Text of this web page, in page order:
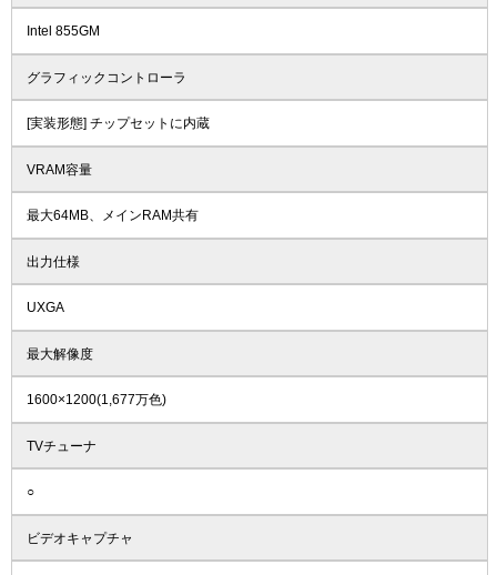
Intel 855GM
グラフィックコントローラ
[実装形態] チップセットに内蔵
VRAM容量
最大64MB、メインRAM共有
出力仕様
UXGA
最大解像度
1600×1200(1,677万色)
TVチューナ
○
ビデオキャプチャ